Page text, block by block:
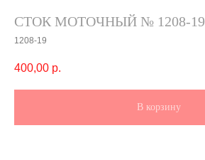
СТОК МОТОЧНЫЙ № 1208-19
1208-19
400,00 р.
В корзину